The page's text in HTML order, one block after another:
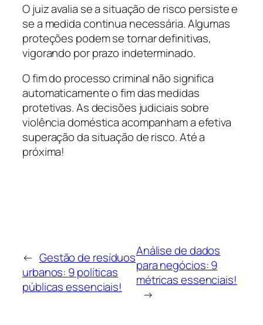
O juiz avalia se a situação de risco persiste e
se a medida continua necessária. Algumas
proteções podem se tornar definitivas,
vigorando por prazo indeterminado.
O fim do processo criminal não significa
automaticamente o fim das medidas
protetivas. As decisões judiciais sobre
violência doméstica acompanham a efetiva
superação da situação de risco. Até a
próxima!
← Gestão de resíduos
urbanos: 9 políticas
públicas essenciais!
Análise de dados
para negócios: 9
métricas essenciais!
→